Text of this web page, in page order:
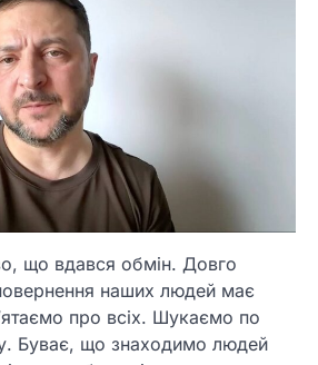
що вдався обмін. Довго
наших людей має
про всіх. Шукаємо по
Буває, що знаходимо людей